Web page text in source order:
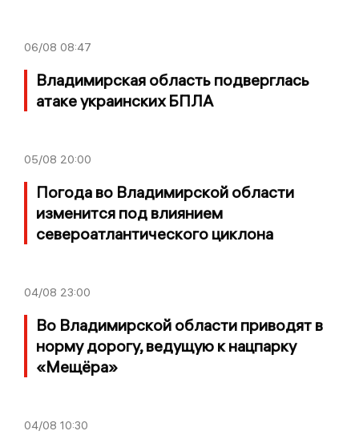
06/08 08:47
Владимирская область подверглась
атаке украинских БПЛА
05/08 20:00
Погода во Владимирской области
изменится под влиянием
североатлантического циклона
04/08 23:00
Во Владимирской области приводят в
норму дорогу, ведущую к нацпарку
«Мещёра»
04/08 10:30